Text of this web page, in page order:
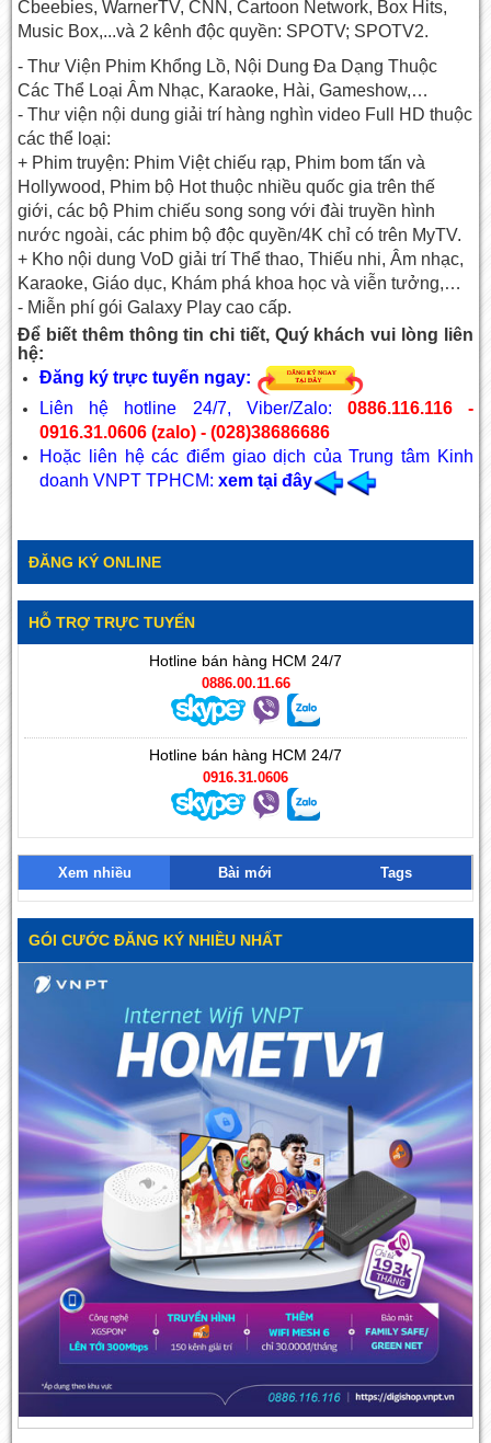
Cbeebies, WarnerTV, CNN, Cartoon Network, Box Hits,
Music Box,...và 2 kênh độc quyền: SPOTV; SPOTV2.
- Thư Viện Phim Khổng Lồ, Nội Dung Đa Dạng Thuộc
Các Thể Loại Âm Nhạc, Karaoke, Hài, Gameshow,…
- Thư viện nội dung giải trí hàng nghìn video Full HD thuộc
các thể loại:
+ Phim truyện: Phim Việt chiếu rạp, Phim bom tấn và
Hollywood, Phim bộ Hot thuộc nhiều quốc gia trên thế
giới, các bộ Phim chiếu song song với đài truyền hình
nước ngoài, các phim bộ độc quyền/4K chỉ có trên MyTV.
+ Kho nội dung VoD giải trí Thể thao, Thiếu nhi, Âm nhạc,
Karaoke, Giáo dục, Khám phá khoa học và viễn tưởng,…
- Miễn phí gói Galaxy Play cao cấp.
Để biết thêm thông tin chi tiết, Quý khách vui lòng liên
hệ:
Đăng ký trực tuyến ngay:
Liên hệ hotline 24/7, Viber/Zalo:
0886.116.116 -
0916.31.0606 (zalo) - (028)38686686
Hoặc liên hệ các điểm giao dịch của Trung tâm Kinh
doanh VNPT TPHCM: xem tại đây
ĐĂNG KÝ ONLINE
HỖ TRỢ TRỰC TUYẾN
Hotline bán hàng HCM 24/7
0886.00.11.66
Hotline bán hàng HCM 24/7
0916.31.0606
Xem nhiều Bài mới Tags
GÓI CƯỚC ĐĂNG KÝ NHIỀU NHẤT